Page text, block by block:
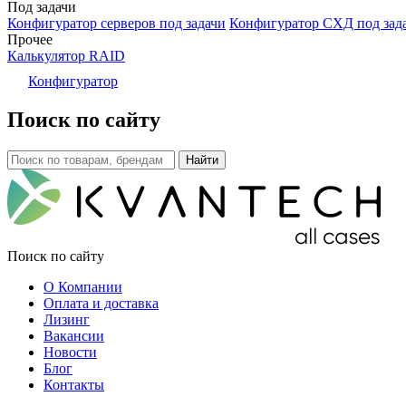
Под задачи
Конфигуратор серверов под задачи Конфигуратор СХД под
Прочее
Калькулятор RAID
Конфигуратор
Поиск по сайту
Поиск по сайту
О Компании
Оплата и доставка
Лизинг
Вакансии
Новости
Блог
Контакты